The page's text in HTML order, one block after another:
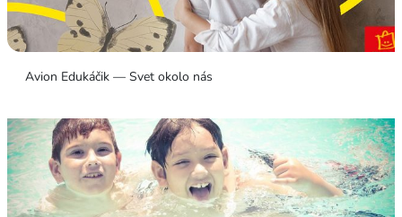
Avion Edukáčik — Svet okolo nás